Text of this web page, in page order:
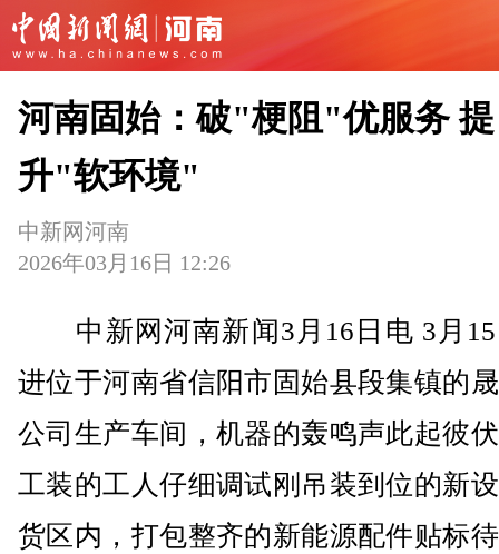
河南固始：破"梗阻"优服务 提
升"软环境"
中新网河南
2026年03月16日 12:26
中新网河南新闻3月16日电 3月15
进位于河南省信阳市固始县段集镇的
公司生产车间，机器的轰鸣声此起彼
工装的工人仔细调试刚吊装到位的新
货区内，打包整齐的新能源配件贴标